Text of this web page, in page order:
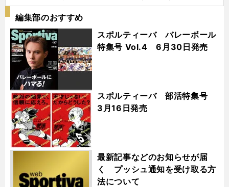
編集部のおすすめ
スポルティーバ バレーボール
特集号 Vol.4 6月30日発売
スポルティーバ 部活特集号
3月16日発売
最新記事などのお知らせが届
く プッシュ通知を受け取る方
法について